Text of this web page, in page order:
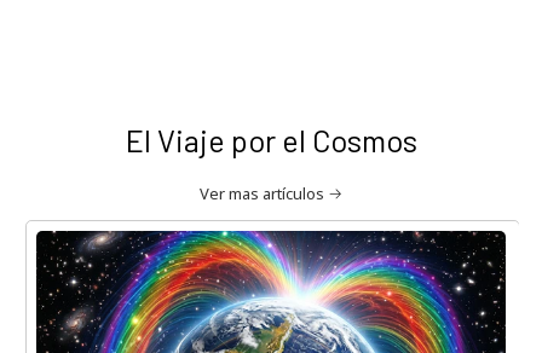
El Viaje por el Cosmos
Ver mas artículos